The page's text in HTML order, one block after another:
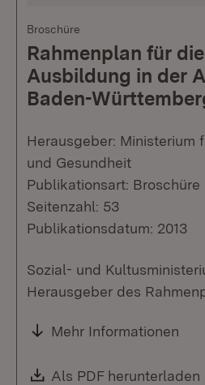
Broschüre
Rahmenplan für
Ausbildung in der
Baden-
Herausgeber: Ministerium
und Gesundheit
Publikationsart: Broschüre
Seitenzahl: 53
Publikationsdatum: 2013
Sozial- und
Herausgeber des
Mehr Informationen
Download:
Als PDF herunterladen